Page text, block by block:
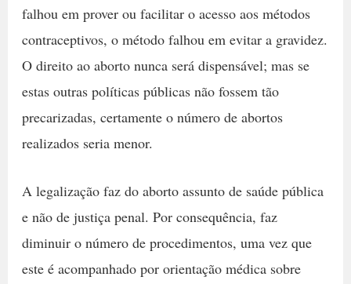
falhou em prover ou facilitar o acesso aos métodos
contraceptivos, o método falhou em evitar a gravidez.
O direito ao aborto nunca será dispensável; mas se
estas outras políticas públicas não fossem tão
precarizadas, certamente o número de abortos
realizados seria menor.
A legalização faz do aborto assunto de saúde pública
e não de justiça penal. Por consequência, faz
diminuir o número de procedimentos, uma vez que
este é acompanhado por orientação médica sobre